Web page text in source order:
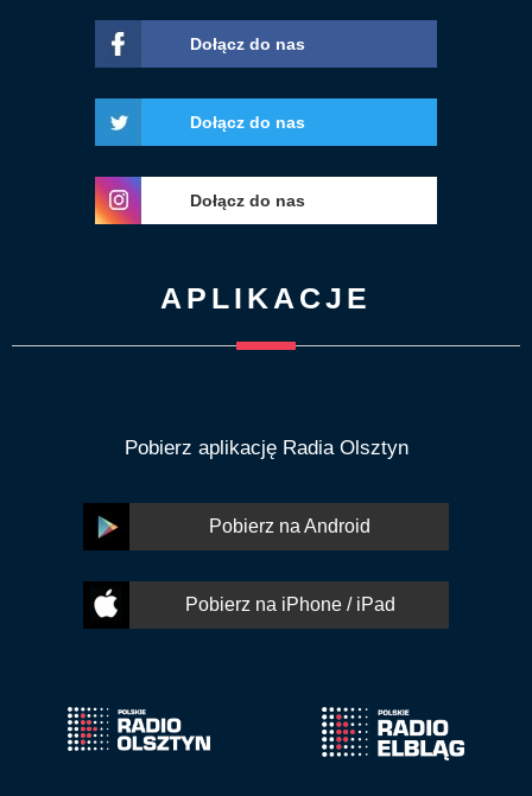
Dołącz do nas
Dołącz do nas
Dołącz do nas
APLIKACJE
Pobierz aplikację Radia Olsztyn
Pobierz na Android
Pobierz na iPhone / iPad